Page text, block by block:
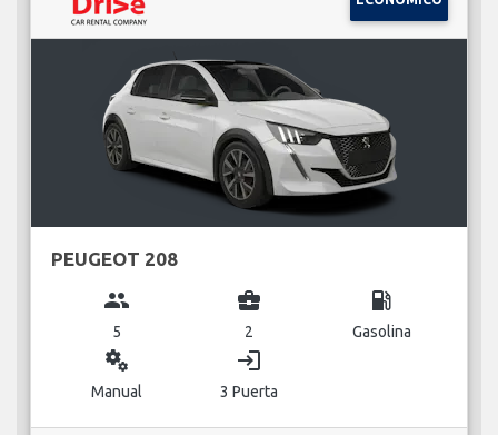
PEUGEOT 208
group
5
business_center
2
local_gas_station
Gasolina
miscellaneous_services
Manual
login
3 Puerta